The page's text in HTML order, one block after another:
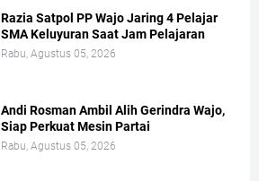
Razia Satpol PP Wajo Jaring 4 Pelajar
SMA Keluyuran Saat Jam Pelajaran
Rabu, Agustus 05, 2026
Andi Rosman Ambil Alih Gerindra Wajo,
Siap Perkuat Mesin Partai
Rabu, Agustus 05, 2026